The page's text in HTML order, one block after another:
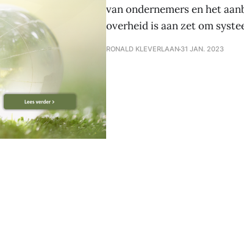
van ondernemers en het
overheid is aan zet om
RONALD KLEVERLAAN 31 JAN. 2023